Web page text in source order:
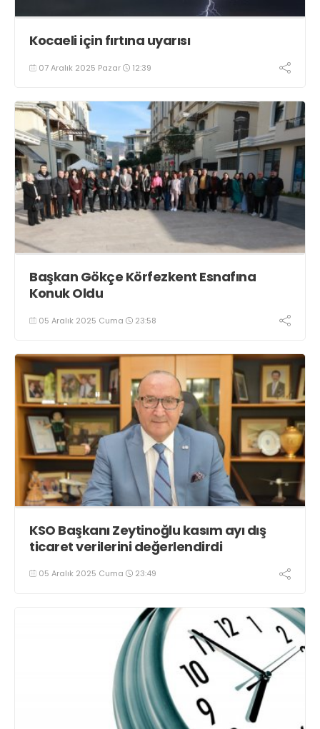
Kocaeli için fırtına uyarısı
07 Aralık 2025 Pazar 12:39
Başkan Gökçe Körfezkent Esnafına
Konuk Oldu
05 Aralık 2025 Cuma 23:58
KSO Başkanı Zeytinoğlu kasım ayı dış
ticaret verilerini değerlendirdi
05 Aralık 2025 Cuma 23:49